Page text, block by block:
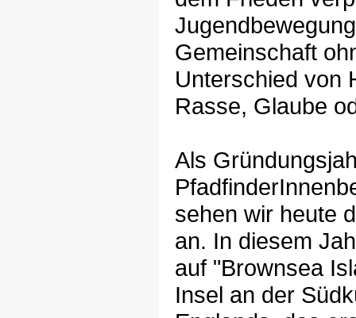
Gemeinschaft
Unterschied von
Rasse, Glaube
Als
sehen wir heute
an. In diesem
auf "Brownsea
Insel an der